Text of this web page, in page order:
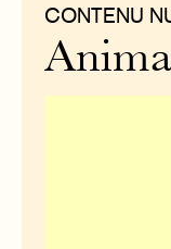
CONTENU